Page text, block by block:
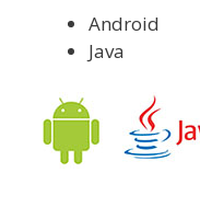
Android
Java